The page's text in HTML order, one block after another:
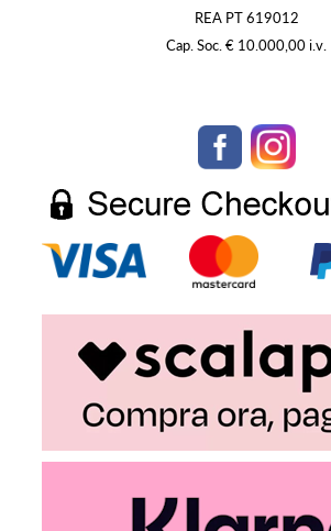
REA PT 619012
Cap. Soc. € 10.000,00 i.v.